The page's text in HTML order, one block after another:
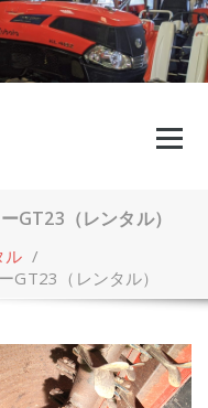
GT23（レンタル）
ル /
GT23（レンタル）